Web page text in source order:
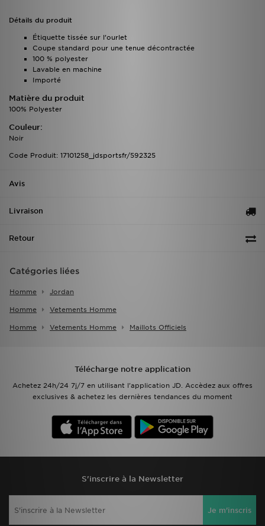
Détails du produit
Étiquette tissée sur l’ourlet
Coupe standard pour une tenue décontractée
100 % polyester
Lavable en machine
Importé
Matière du produit
100% Polyester
Couleur:
Noir
Code Produit: 17101258_jdsportsfr/592325
Avis
Livraison
Retour
Catégories liées
Homme Jordan
Homme Vetements Homme
Homme Vetements Homme Maillots Officiels
Télécharge notre application
Achetez 24h/24 7j/7 en utilisant l'application JD. Accèdez aux offres
exclusives & achetez les dernières tendances du moment
S'inscrire à la Newsletter
Je m'inscris